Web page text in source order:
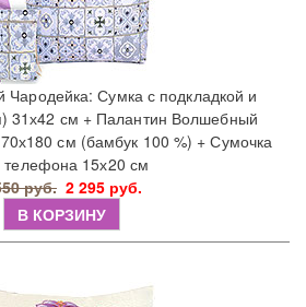
Сумка с подкладкой и
31х42 см + Палантин Волшебный
см (бамбук 100 %) + Сумочка
телефона 15х20 см
руб. 2 295 руб.
В КОРЗИНУ